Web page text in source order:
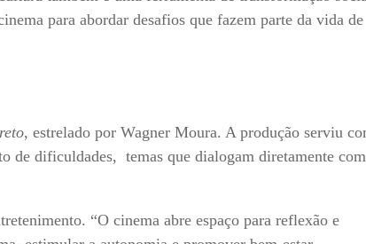
para abordar desafios que fazem parte da vida de
, estrelado por Wagner Moura. A produção serviu
de dificuldades, temas que dialogam diretamente com
“O cinema abre espaço para reflexão e